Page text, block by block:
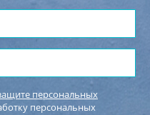
персональных
персональных